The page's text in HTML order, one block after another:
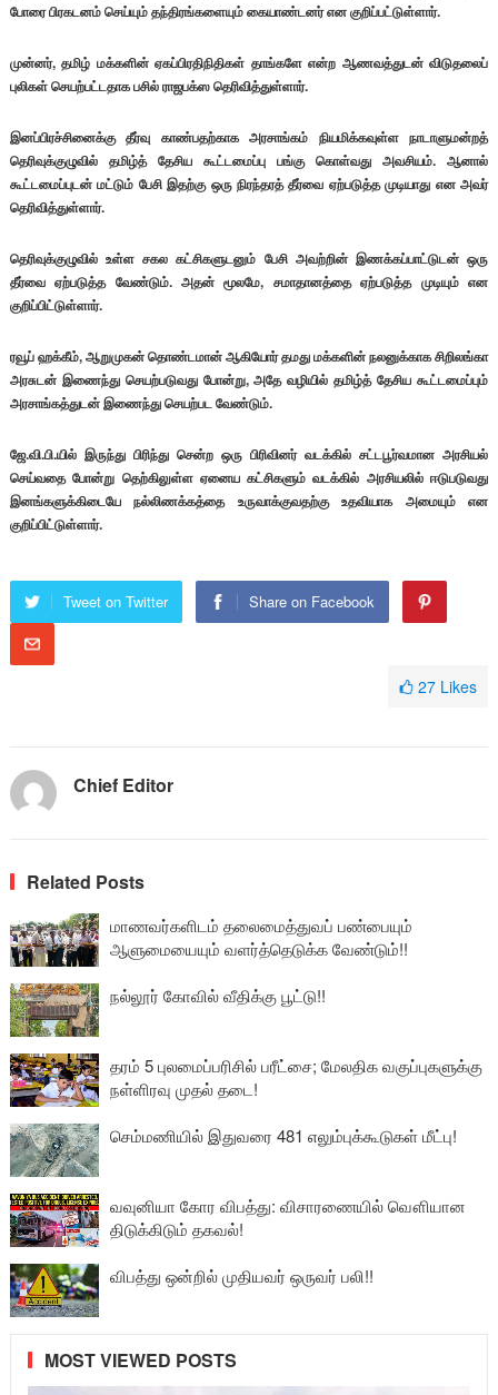
போரை பிரகடனம் செய்யும் தந்திரங்களையும் கையாண்டனர் என குறிப்பட்டுள்ளார்.
முன்னர், தமிழ் மக்களின் ஏகப்பிரதிநிதிகள் தாங்களே என்ற ஆணவத்துடன் விடுதலைப்
புலிகள் செயற்பட்டதாக பசில் ராஜபக்ஸ தெரிவித்துள்ளார்.
இனப்பிரச்சினைக்கு தீர்வு காண்பதற்காக அரசாங்கம் நியமிக்கவுள்ள நாடாளுமன்றத்
தெரிவுக்குழுவில் தமிழ்த் தேசிய கூட்டமைப்பு பங்கு கொள்வது அவசியம். ஆனால்
கூட்டமைப்புடன் மட்டும் பேசி இதற்கு ஒரு நிரந்தரத் தீர்வை ஏற்படுத்த முடியாது என அவர்
தெரிவித்துள்ளார்.
தெரிவுக்குழுவில் உள்ள சகல கட்சிகளுடனும் பேசி அவற்றின் இணக்கப்பாட்டுடன் ஒரு
தீர்வை ஏற்படுத்த வேண்டும். அதன் மூலமே, சமாதானத்தை ஏற்படுத்த முடியும் என
குறிப்பிட்டுள்ளார்.
ரவூப் ஹக்கீம், ஆறுமுகன் தொண்டமான் ஆகியோர் தமது மக்களின் நலனுக்காக சிறிலங்கா
அரசுடன் இணைந்து செயற்படுவது போன்று, அதே வழியில் தமிழ்த் தேசிய கூட்டமைப்பும்
அரசாங்கத்துடன் இணைந்து செயற்பட வேண்டும்.
ஜே.வி.பி.யில் இருந்து பிரிந்து சென்ற ஒரு பிரிவினர் வடக்கில் சட்டபூர்வமான அரசியல்
செய்வதை போன்று தெற்கிலுள்ள ஏனைய கட்சிகளும் வடக்கில் அரசியலில் ஈடுபடுவது
இனங்களுக்கிடையே நல்லிணக்கத்தை உருவாக்குவதற்கு உதவியாக அமையும் என
குறிப்பிட்டுள்ளார்.
Tweet on Twitter Share on Facebook
27 Likes
Chief Editor
Related Posts
மாணவர்களிடம் தலைமைத்துவப் பண்பையும்
ஆளுமையையும் வளர்த்தெடுக்க வேண்டும்!!
நல்லூர் கோவில் வீதிக்கு பூட்டு!!
தரம் 5 புலமைப்பரிசில் பரீட்சை; மேலதிக வகுப்புகளுக்கு
நள்ளிரவு முதல் தடை!
செம்மணியில் இதுவரை 481 எலும்புக்கூடுகள் மீட்பு!
வவுனியா கோர விபத்து: விசாரணையில் வௌியான
திடுக்கிடும் தகவல்!
விபத்து ஒன்றில் முதியவர் ஒருவர் பலி!!
MOST VIEWED POSTS